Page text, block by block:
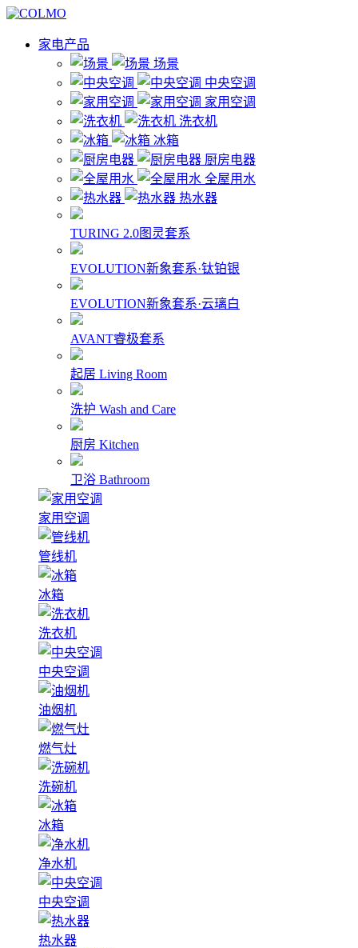
家电产品
场景
中央空调
家用空调
洗衣机
冰箱
厨房电器
全屋用水
热水器
TURING 2.0图灵套系
EVOLUTION新象套系·钛铂银
EVOLUTION新象套系·云璃白
AVANT睿极套系
起居 Living Room
洗护 Wash and Care
厨房 Kitchen
卫浴 Bathroom
家用空调
管线机
冰箱
洗衣机
中央空调
油烟机
燃气灶
洗碗机
冰箱
净水机
中央空调
热水器